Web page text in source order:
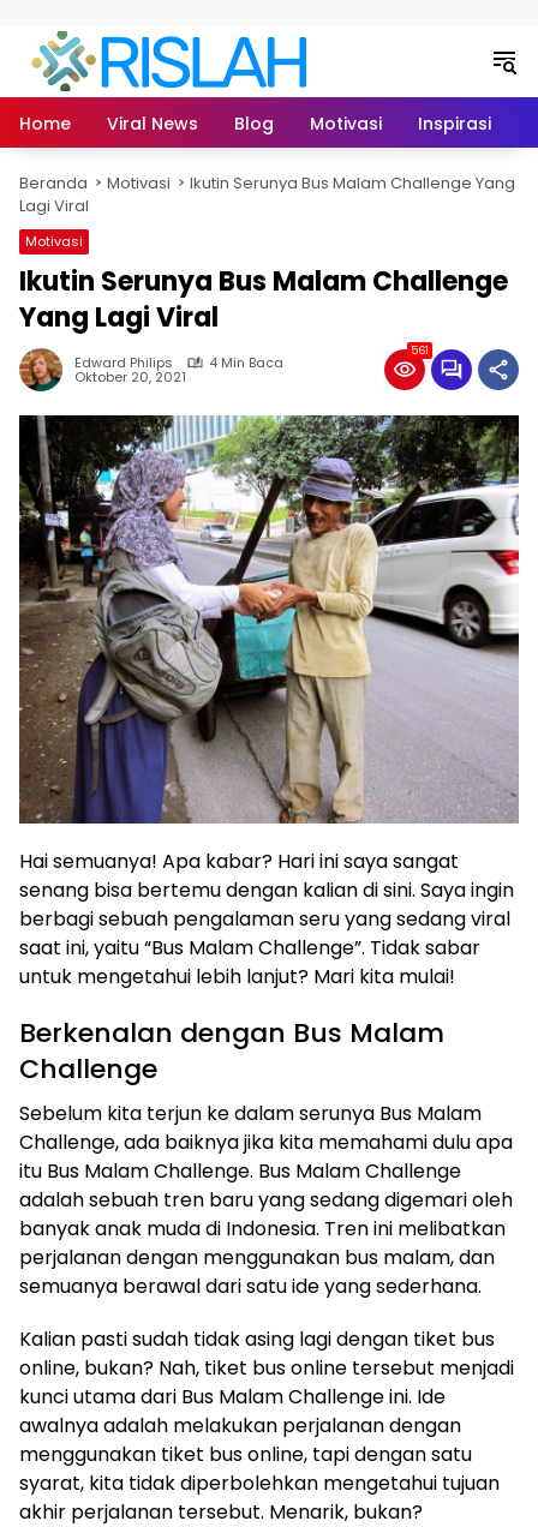
Home Viral News Blog Motivasi Inspirasi
Beranda Motivasi
Ikutin Serunya Bus Malam Challenge Yang
Lagi Viral
Motivasi
Ikutin Serunya Bus Malam Challenge
Yang Lagi Viral
Edward Philips 4 Min Baca
Oktober 20, 2021
561
Hai semuanya! Apa kabar? Hari ini saya sangat
senang bisa bertemu dengan kalian di sini. Saya ingin
berbagi sebuah pengalaman seru yang sedang viral
saat ini, yaitu “Bus Malam Challenge”. Tidak sabar
untuk mengetahui lebih lanjut? Mari kita mulai!
Berkenalan dengan Bus Malam
Challenge
Sebelum kita terjun ke dalam serunya Bus Malam
Challenge, ada baiknya jika kita memahami dulu apa
itu Bus Malam Challenge. Bus Malam Challenge
adalah sebuah tren baru yang sedang digemari oleh
banyak anak muda di Indonesia. Tren ini melibatkan
perjalanan dengan menggunakan bus malam, dan
semuanya berawal dari satu ide yang sederhana.
Kalian pasti sudah tidak asing lagi dengan tiket bus
online, bukan? Nah, tiket bus online tersebut menjadi
kunci utama dari Bus Malam Challenge ini. Ide
awalnya adalah melakukan perjalanan dengan
menggunakan tiket bus online, tapi dengan satu
syarat, kita tidak diperbolehkan mengetahui tujuan
akhir perjalanan tersebut. Menarik, bukan?